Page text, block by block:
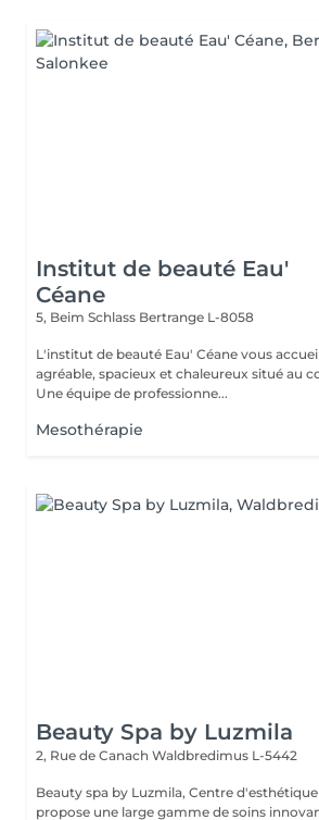
Institut de beauté Eau'
Céane
5, Beim Schlass Bertrange L-8058
L'institut de beauté Eau' Céane vous
agréable, spacieux et chaleureux situé au
Une équipe de professionne...
Mesothérapie
Beauty Spa by Luzmila
2, Rue de Canach Waldbredimus L-5442
Beauty spa by Luzmila, Centre
propose une large gamme de soins